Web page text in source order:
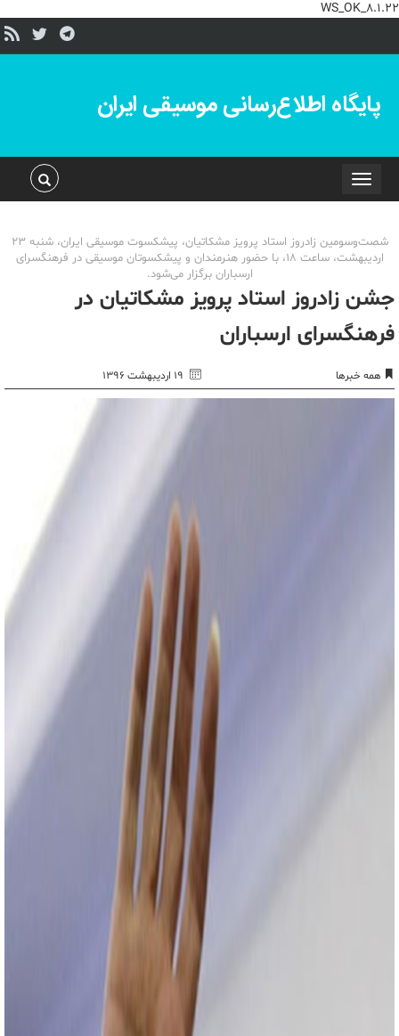
WS_OK_8.1.22
پایگاه اطلاع‌رسانی موسیقی ایران
Toggle
navigation
شصت‌وسومین زادروز استاد پرویز مشکاتیان، پیشکسوت موسیقی ایران، شنبه 23
اردیبهشت، ساعت 18، با حضور هنرمندان و پیشکسوتان موسیقی در فرهنگسرای
ارسباران برگزار می‌شود.
جشن زادروز استاد پرویز مشکاتیان در
فرهنگسرای ارسباران
همه خبرها ۱۹ اردیبهشت ۱۳۹۶